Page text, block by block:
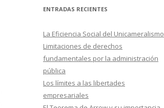
c
r
:
ENTRADAS RECIENTES
La Eficiencia Social del Unicameralismo
Limitaciones de derechos
fundamentales por la administración
pública
Los límites a las libertades
empresariales